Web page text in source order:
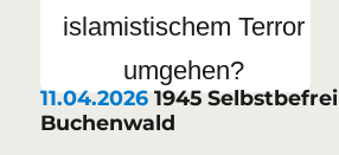
islamistischem Terror
umgehen?
11.04.2026 1945
Buchenwald